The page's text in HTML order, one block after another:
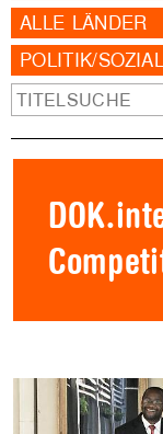
ALLE LÄNDER
POLITIK/